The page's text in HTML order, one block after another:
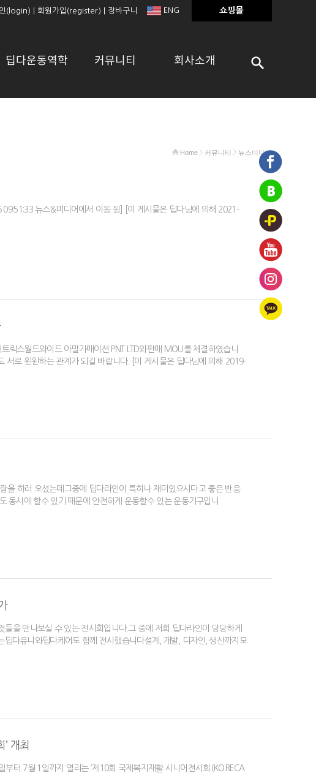
(login) 회원가입(register) 장바구니 ENG
딥다운동역학 커뮤니티 회사소개
Home 커뮤니티 뉴스미디어
뉴스&미디어에서 이동 됨] [이 게시물은 딥다님에 의해 2021-
릭스월드와이드 아말가매이션 PNT.LTD와판매 MOU를 체결하였습니
서로 윈윈하는 관계가 되길 바랍니다. [이 게시물은 딥다님에 의해 2019-
을 하러 오셨는데그중에 딥다라인이 특히나 재미있으시다고 좋은 반응
동시에 할수 있기 때문에 안전하게 운동할수 있는 운동기구입니
을 만나보실 수 있는 전시회입니다.그 중에 저희 딥다라인이 당당하게
다유니와딥다케어도 함께 전시했습니다​​설계, 개발, 디자인, 생산까지모
개최
터 7월 1일까지 열리는 ‘제10회 국제복지재활 시니어전시회(KORECA